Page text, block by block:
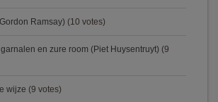
Ramsay) (10 votes)
en zure room (Piet Huysentruyt) (9
wijze (9 votes)